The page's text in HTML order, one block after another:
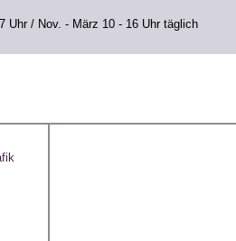
Uhr / Nov. - März 10 - 16 Uhr täglich